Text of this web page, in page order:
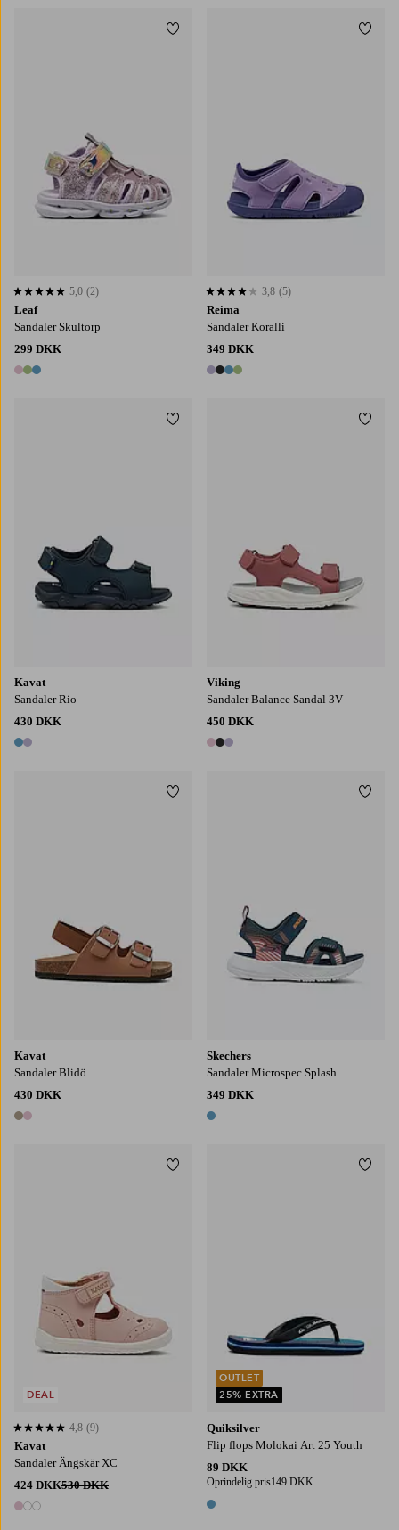
Leaf
Sandaler Skultorp
299 DKK
3 farver
5,0 baseret på 2 bedømmelser
5,0 (2)
Tilføj til favoritter
Reima
Sandaler Koralli
349 DKK
4 farver
3,8 baseret på 5 bedømmelser
3,8 (5)
Kavat
Sandaler Rio
430 DKK
2 farver
Tilføj til favoritter
Viking
Sandaler Balance Sandal 3V
450 DKK
3 farver
Kavat
Sandaler Blidö
430 DKK
2 farver
Tilføj til favoritter
Skechers
Sandaler Microspec Splash
349 DKK
1 farve
Kavat
Sandaler Ängskär XC
424 DKK530 DKK
3 farver
4,8 baseret på 9 bedømmelser
4,8 (9)
DEAL
Tilføj til favoritter
Quiksilver
Flip flops Molokai Art 25 Youth
89 DKK
Oprindelig pris149 DKK
1 farve
OUTLET
25% EXTRA